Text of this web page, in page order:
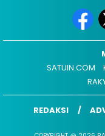
SATUIN.COM
REDAKSI